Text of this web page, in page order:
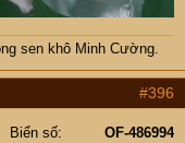
sen khô Minh Cường.
#396
Biển số
OF-486994